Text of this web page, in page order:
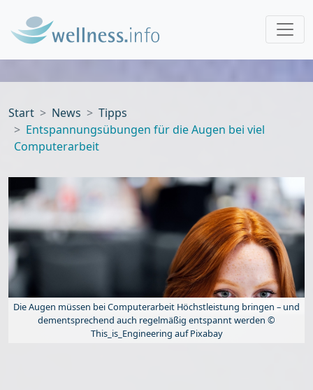
Start News
Tipps
Entspannungsübungen für die Augen bei viel
Computerarbeit
Die Augen müssen bei Computerarbeit Höchstleistung bringen – und
dementsprechend auch regelmäßig entspannt werden ©
This_is_Engineering auf Pixabay